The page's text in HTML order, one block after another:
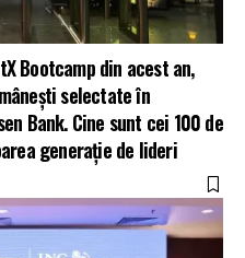
Bootcamp din acest an,
selectate în
Bank. Cine sunt cei 100 de
generație de lideri